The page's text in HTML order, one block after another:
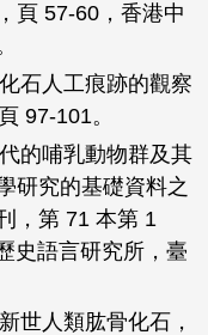
，頁 57-60，香港中
石人工痕跡的觀察
97-101。
的哺乳動物群及其
研究的基礎資料之
，第 71 本第 1
史語言研究所，臺
世人類肱骨化石，